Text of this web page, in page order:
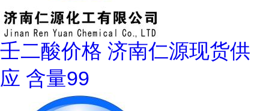
壬二酸价格 济南仁源现货供
应 含量99